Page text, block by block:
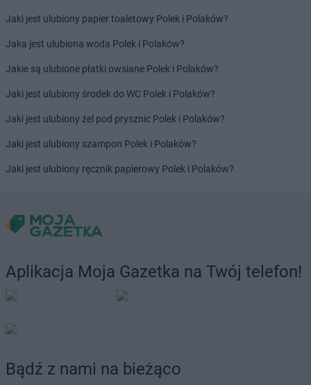
Jaki jest ulubiony papier toaletowy Polek i Polaków?
Jaka jest ulubiona woda Polek i Polaków?
Jakie są ulubione płatki owsiane Polek i Polaków?
Jaki jest ulubiony środek do WC Polek i Polaków?
Jaki jest ulubiony żel pod prysznic Polek i Polaków?
Jaki jest ulubiony szampon Polek i Polaków?
Jaki jest ulubiony ręcznik papierowy Polek i Polaków?
Aplikacja Moja Gazetka na Twój telefon!
Bądź z nami na bieżąco